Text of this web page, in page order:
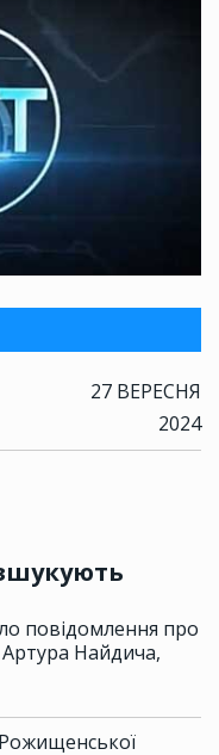
27 ВЕРЕСНЯ
2024
повідомлення про
Найдича,